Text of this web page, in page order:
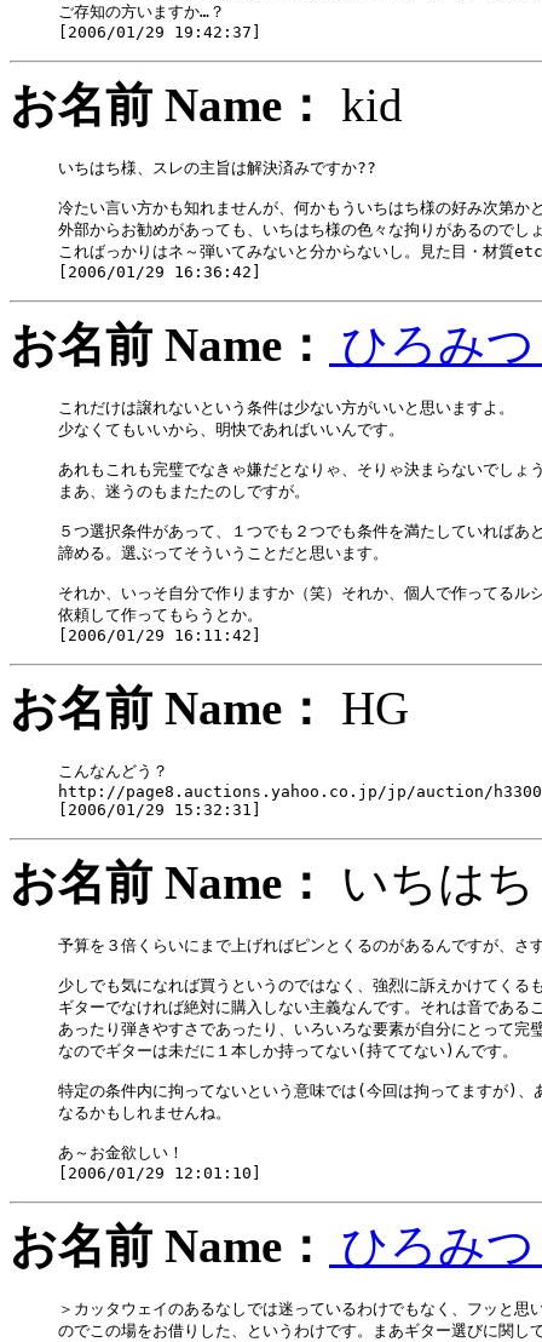
ご存知の方いますか…？
お名前 Name： kid
いちはち様、スレの主旨は解決済みですか??
冷たい言い方かも知れませんが、何かもういちはち様の好み次第か
外部からお勧めがあっても、いちはち様の色々な拘りがあるのでし
こればっかりはネ～弾いてみないと分からないし。見た目・材質
お名前 Name： ひろみ
これだけは譲れないという条件は少ない方がいいと思いますよ。
少なくてもいいから、明快であればいいんです。
あれもこれも完璧でなきゃ嫌だとなりゃ、そりゃ決まらないでしょ
まあ、迷うのもまたたのしですが。
５つ選択条件があって、１つでも２つでも条件を満たしていればあ
諦める。選ぶってそういうことだと思います。
それか、いっそ自分で作りますか（笑）それか、個人で作ってるル
依頼して作ってもらうとか。
お名前 Name： HG
こんなんどう？
http://page8.auctions.yahoo.co.jp/jp/auction/
お名前 Name： いち
予算を３倍くらいにまで上げればピンとくるのがあるんですが、さ
少しでも気になれば買うというのではなく、強烈に訴えかけてくる
ギターでなければ絶対に購入しない主義なんです。それは音である
あったり弾きやすさであったり、いろいろな要素が自分にとって完
なのでギターは未だに１本しか持ってない(持ててない)んです。
特定の条件内に拘ってないという意味では(今回は拘ってますが)、
なるかもしれませんね。
あ～お金欲しい！
お名前 Name： ひろみ
＞カッタウェイのあるなしでは迷っているわけでもなく、フッと
のでこの場をお借りした、というわけです。まあギター選びに関し